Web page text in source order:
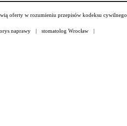
oferty w rozumieniu przepisów kodeksu cywilnego.
naprawy | stomatolog Wrocław |